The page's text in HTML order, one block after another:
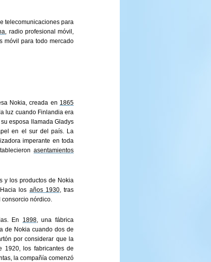
telecomunicaciones para
, radio profesional móvil,
móvil para todo mercado
Nokia, creada en 1865
luz cuando Finlandia era
esposa llamada Gladys
en el sur del país. La
imperante en toda
asentamientos
y los productos de Nokia
los años 1930, tras
consorcio nórdico.
En 1898, una fábrica
de Nokia cuando dos de
por considerar que la
1920, los fabricantes de
la compañía comenzó